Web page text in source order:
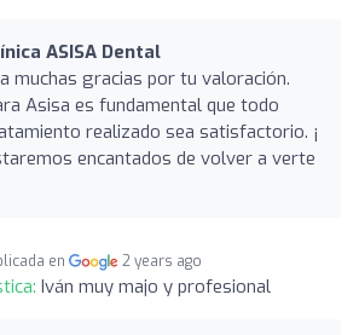
ASISA Dental
muchas gracias por tu valoración.
Asisa es fundamental que todo
realizado sea satisfactorio. ¡
encantados de volver a verte
en 2 years ago
Iván muy majo y profesional